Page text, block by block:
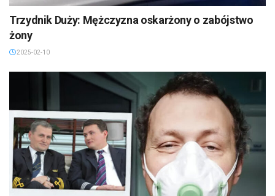
Trzydnik Duży: Mężczyzna oskarżony o zabójstwo
żony
2025-02-10